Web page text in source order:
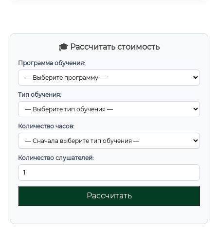
🎓 Рассчитать стоимость
Программа обучения:
Тип обучения:
Количество часов:
Количество слушателей:
Рассчитать